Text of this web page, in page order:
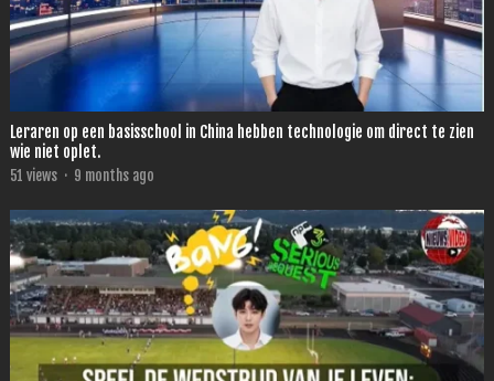
Leraren op een basisschool in China hebben technologie om direct te zien
wie niet oplet.
51 views · 9 months ago